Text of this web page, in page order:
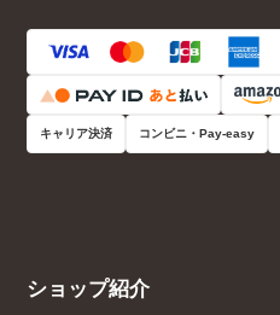
キャリア決済 コンビニ・Pay-easy
ショップ紹介